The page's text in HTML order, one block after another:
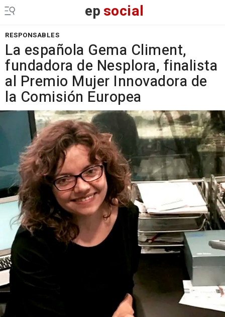
epsocial
RESPONSABLES
La española Gema Climent,
fundadora de Nesplora, finalista
al Premio Mujer Innovadora de
la Comisión Europea